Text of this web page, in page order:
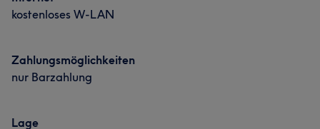
kostenloses W-LAN
Zahlungsmöglichkeiten
nur Barzahlung
Lage